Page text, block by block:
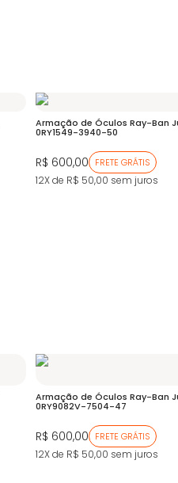
Armação de Óculos Ray-Ban
0RY1549-3940-50
R$ 600,00 FRETE GRÁTIS
12X de R$ 50,00 sem juros
Armação de Óculos Ray-Ban
0RY9082V-7504-47
R$ 600,00 FRETE GRÁTIS
12X de R$ 50,00 sem juros